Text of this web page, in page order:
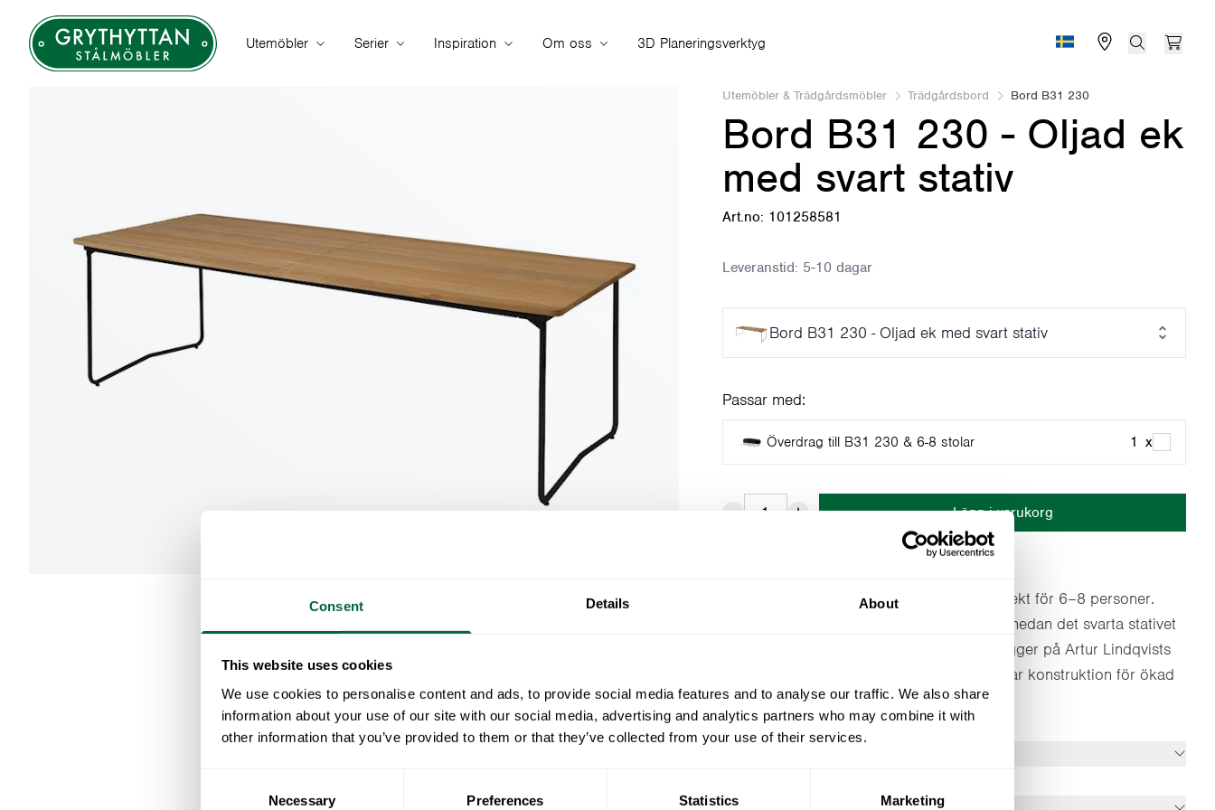
Consent Details About
This website uses cookies
We use cookies to personalise content and ads, to provide social media features and to analyse our traffic. We also share
information about your use of our site with our social media, advertising and analytics partners who may combine it with
other information that you’ve provided to them or that they’ve collected from your use of their services.
Necessary Preferences Statistics Marketing
Utemöbler Serier Inspiration Om oss 3D Planeringsverktyg Sverige (Svenska)
Find store
Search
Utemöbler & Trädgårdsmöbler Trädgårdsbord Bord B31 230
Bord B31 230 - Oljad ek
med svart stativ
Art.no: 101258581
Leveranstid: 5-10 dagar
Bord B31 230 - Oljad ek med svart stativ
Passar med:
Överdrag till B31 230 & 6-8 stolar 1 x
Lägg i varukorg
Den större varianten i Klassikerserien, perfekt för 6–8 personer.
Oljad ek ger en naturlig och varm känsla, medan det svarta stativet
skapar en sofistikerad kontrast. Bordet bygger på Artur Lindqvists
ikoniska 50-talsdesign och har en hopfällbar konstruktion för ökad
flexibilitet.
Bredd: